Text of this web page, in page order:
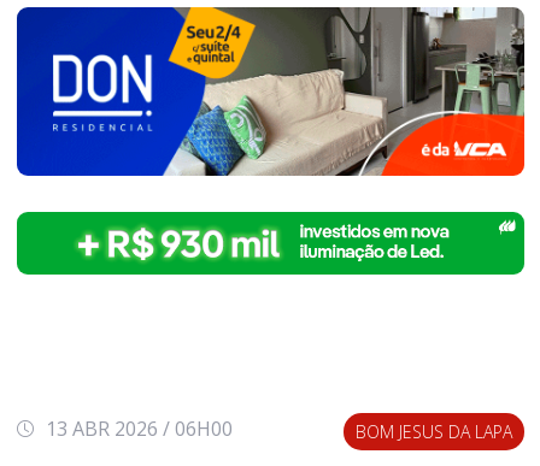
13 ABR 2026 / 06H00 BOM JESUS DA LAPA